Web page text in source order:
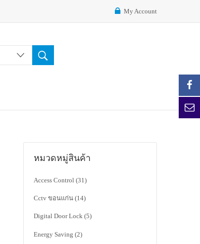
My Account
หมวดหมู่สินค้า
Access Control (31)
Cctv ขอนแก่น (14)
Digital Door Lock (5)
Energy Saving (2)